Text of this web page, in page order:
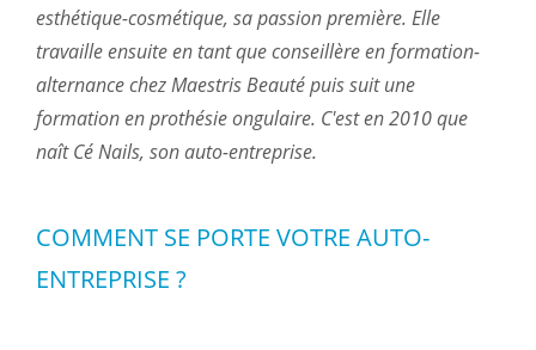
esthétique-cosmétique, sa passion première. Elle
travaille ensuite en tant que conseillère en formation-
alternance chez Maestris Beauté puis suit une
formation en prothésie ongulaire. C'est en 2010 que
naît Cé Nails, son auto-entreprise.
COMMENT SE PORTE VOTRE AUTO-
ENTREPRISE ?